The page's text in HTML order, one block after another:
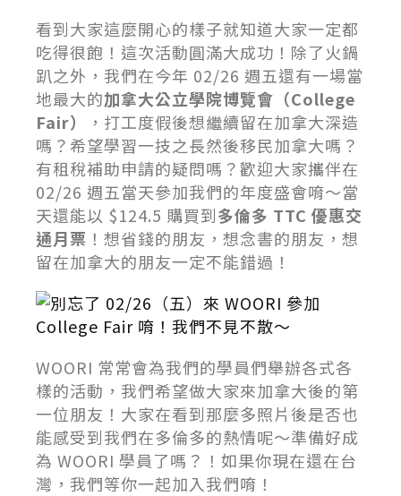
看到大家這麼開心的樣子就知道大家一定都
吃得很飽！這次活動圓滿大成功！除了火鍋
趴之外，我們在今年 02/26 週五還有一場當
地最大的加拿大公立學院博覽會（College
Fair）
，打工度假後想繼續留在加拿大深造
嗎？希望學習一技之長然後移民加拿大嗎？
有租稅補助申請的疑問嗎？歡迎大家攜伴在
02/26 週五當天參加我們的年度盛會唷～當
天還能以 $124.5 購買到多倫多 TTC 優惠交
通月票 ！想省錢的朋友，想念書的朋友，想
留在加拿大的朋友一定不能錯過！
別忘了 02/26（五）來 WOORI 參加
College Fair 唷！我們不見不散～
WOORI 常常會為我們的學員們舉辦各式各
樣的活動，我們希望做大家來加拿大後的第
一位朋友！大家在看到那麼多照片後是否也
能感受到我們在多倫多的熱情呢～準備好成
為 WOORI 學員了嗎？！如果你現在還在台
灣，我們等你一起加入我們唷！